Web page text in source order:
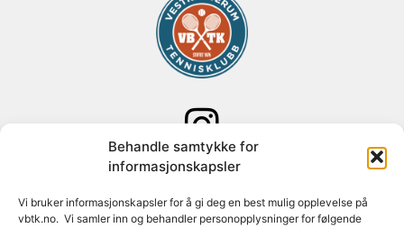
Behandle samtykke for
informasjonskapsler
Vi bruker informasjonskapsler for å gi deg en best mulig opplevelse på
vbtk.no. Vi samler inn og behandler personopplysninger for følgende
Følg oss på Instagram
Adresse: Paal Bergs vei 125
1348 Rykkinn